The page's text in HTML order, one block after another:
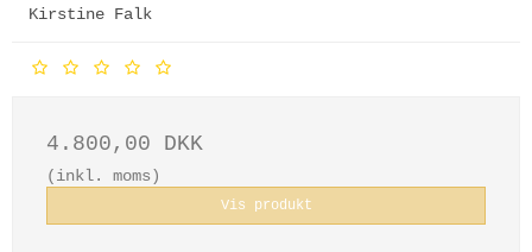
Kirstine Falk
4.800,00 DKK
(inkl. moms)
Vis produkt